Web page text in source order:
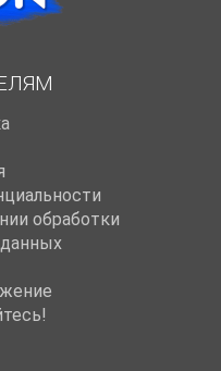
обработки